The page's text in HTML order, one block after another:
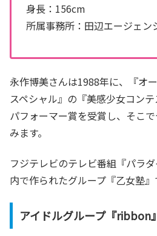
身長：156cm
所属事務所：田辺エージェン
永作博美さんは1988年に、『オ
スペシャル』の『美感少女コン
パフォーマー賞を受賞し、そこ
みます。
フジテレビのテレビ番組『パラ
内で作られたグループ『乙女塾』
アイドルグループ『ribbon